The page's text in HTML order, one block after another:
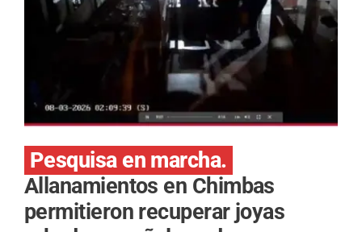
Pesquisa en marcha.
Allanamientos en Chimbas
permitieron recuperar joyas